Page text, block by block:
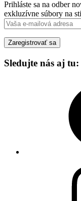
Prihláste sa na odber
exkluzívne súbory na
Sledujte nás aj tu: